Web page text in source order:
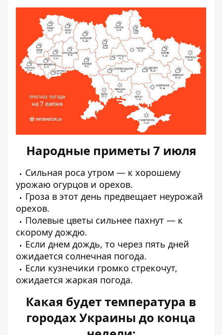
Народные приметы 7 июля
Сильная роса утром — к хорошему
урожаю огурцов и орехов.
Гроза в этот день предвещает неурожай
орехов.
Полевые цветы сильнее пахнут — к
скорому дождю.
Если днем ​​дождь, то через пять дней
ожидается солнечная погода.
Если кузнечики громко стрекочут,
ожидается жаркая погода.
Какая будет температура в
городах Украины до конца